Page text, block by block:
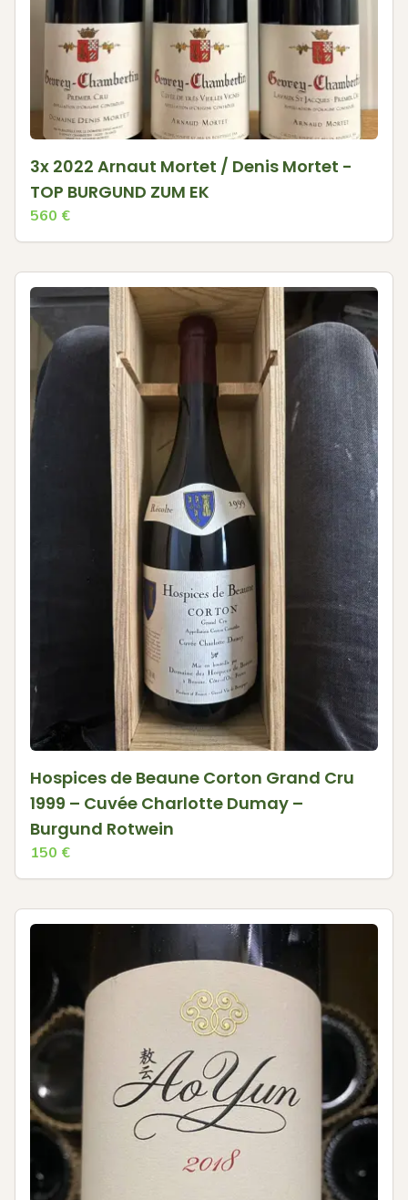
3x 2022 Arnaut Mortet / Denis Mortet -
TOP BURGUND ZUM EK
560 €
Hospices de Beaune Corton Grand Cru
1999 – Cuvée Charlotte Dumay –
Burgund Rotwein
150 €